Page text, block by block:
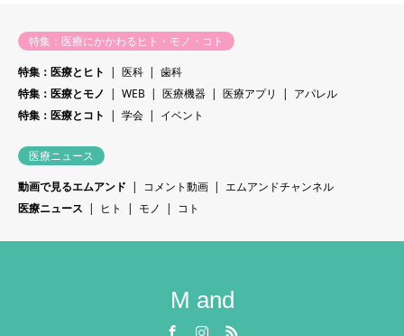
特集：医療にかかわるヒト・モノ・コト
特集：医療とヒト
医科
歯科
特集：医療とモノ
WEB 医療機器 医療アプリ
アパレル
特集：医療とコト
学会 イベント
医療ニュース
動画で見るエムアンド
コメント動画
エムアンドチャンネル
医療ニュース
ヒト モノ コト
M and